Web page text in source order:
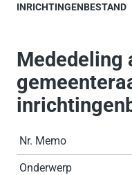
INRICHTINGENBESTAND
Mededeling
Nr. Memo
Onderwerp